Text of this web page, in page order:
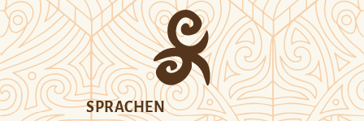
SPRACHEN